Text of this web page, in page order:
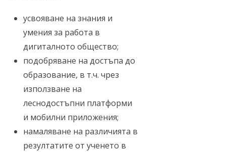
усвояване на знания и
умения за работа в
дигиталното общество;
подобряване на достъпа до
образование, в т.ч. чрез
използване на
леснодостъпни платформи
и мобилни приложения;
намаляване на различията в
резултатите от ученето в